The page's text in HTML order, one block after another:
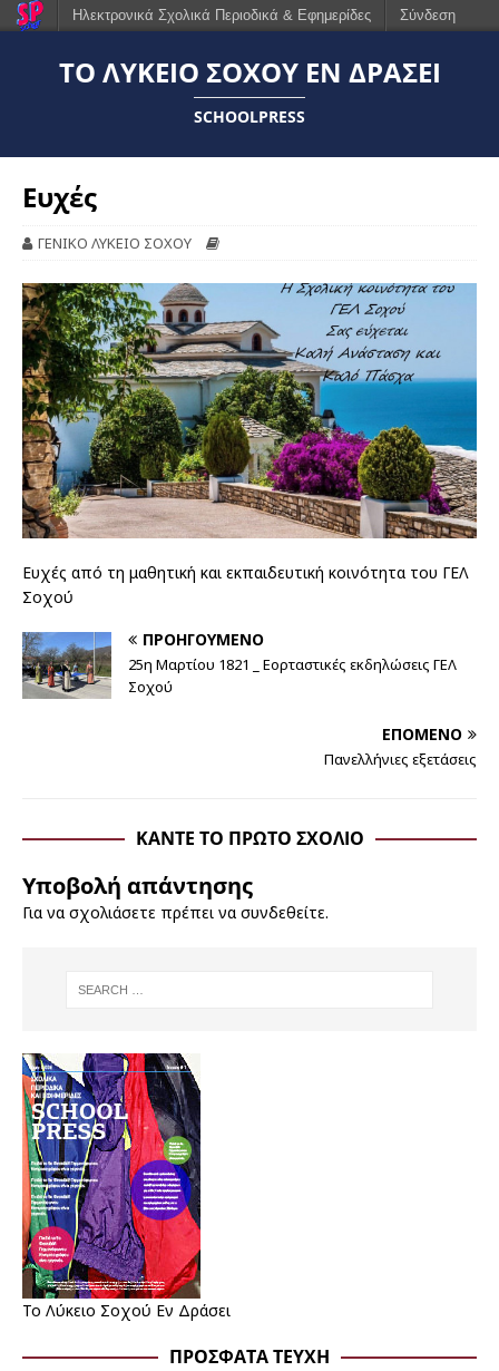
ΤΟ ΛΎΚΕΙΟ ΣΟΧΟΎ ΕΝ ΔΡΆΣΕΙ
SCHOOLPRESS
Ευχές
ΓΕΝΙΚΟ ΛΥΚΕΙΟ ΣΟΧΟΥ
Ευχές από τη μαθητική και εκπαιδευτική κοινότητα του ΓΕΛ
Σοχού
ΠΡΟΗΓΟΎΜΕΝΟ
25η Μαρτίου 1821 _ Εορταστικές εκδηλώσεις ΓΕΛ
Σοχού
ΕΠΌΜΕΝΟ
Πανελλήνιες εξετάσεις
ΚΆΝΤΕ ΤΟ ΠΡΏΤΟ ΣΧΌΛΙΟ
Υποβολή απάντησης
Για να σχολιάσετε πρέπει να συνδεθείτε.
Το Λύκειο Σοχού Εν Δράσει
ΠΡΌΣΦΑΤΑ ΤΕΎΧΗ
Ηλεκτρονικά Σχολικά Περιοδικά & Εφημερίδες Σύνδεση